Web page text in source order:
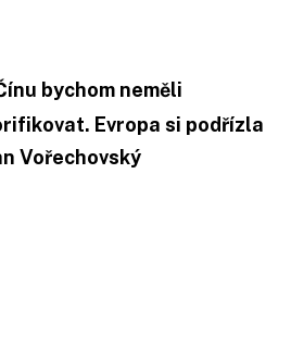
bychom neměli
Evropa si podřízla
Vořechovský